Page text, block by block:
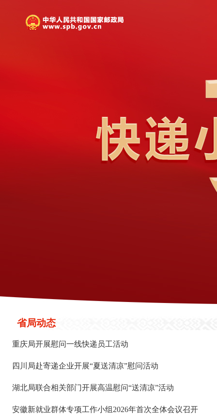
省局动态
重庆局开展慰问一线快递员工活动
四川局赴寄递企业开展“夏送清凉”慰问活动
湖北局联合相关部门开展高温慰问“送清凉”活动
安徽新就业群体专项工作小组2026年首次全体会议召开